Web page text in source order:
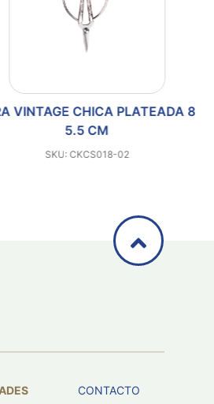
CHICA PLATEADA 8 X
5.5 CM
SKU: CKCS018-02
CONTACTO